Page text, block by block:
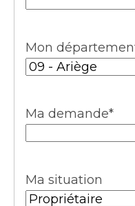
Mon
Ma demande*
Ma situation